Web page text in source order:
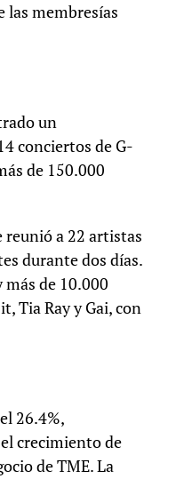
las membresías
un
conciertos de G-
de 150.000
a 22 artistas
durante dos días.
de 10.000
Tia Ray y Gai, con
26.4%,
crecimiento de
de TME. La